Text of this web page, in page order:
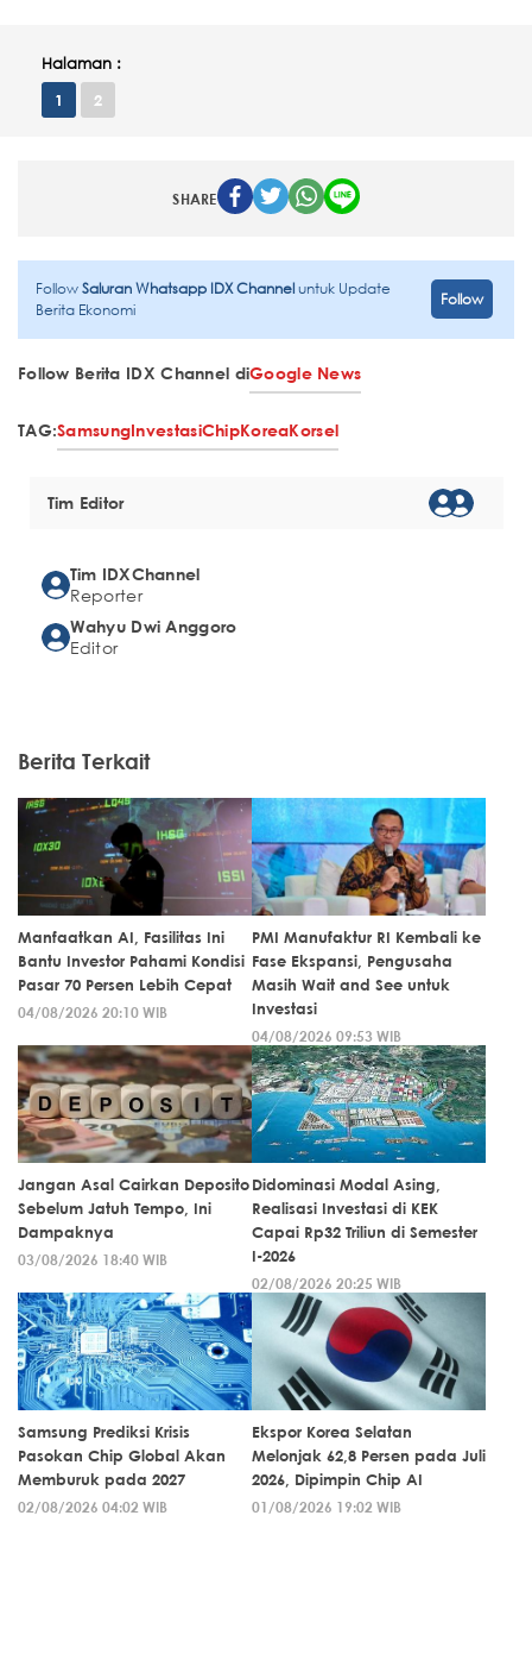
Halaman :
1 2
SHARE
FollowSaluran Whatsapp IDX Channeluntuk Update
Berita Ekonomi
Follow
Follow Berita IDX Channel diGoogle News
TAG:SamsungInvestasiChipKoreaKorsel
Tim Editor
Tim IDXChannel
Reporter
Wahyu Dwi Anggoro
Editor
Berita Terkait
Manfaatkan AI, Fasilitas Ini
Bantu Investor Pahami Kondisi
Pasar 70 Persen Lebih Cepat
04/08/2026 20:10 WIB
PMI Manufaktur RI Kembali ke
Fase Ekspansi, Pengusaha
Masih Wait and See untuk
Investasi
04/08/2026 09:53 WIB
Jangan Asal Cairkan Deposito
Sebelum Jatuh Tempo, Ini
Dampaknya
03/08/2026 18:40 WIB
Didominasi Modal Asing,
Realisasi Investasi di KEK
Capai Rp32 Triliun di Semester
I-2026
02/08/2026 20:25 WIB
Samsung Prediksi Krisis
Pasokan Chip Global Akan
Memburuk pada 2027
02/08/2026 04:02 WIB
Ekspor Korea Selatan
Melonjak 62,8 Persen pada Juli
2026, Dipimpin Chip AI
01/08/2026 19:02 WIB